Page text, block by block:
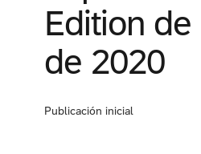
Edition
de 2020
Publicación inicial